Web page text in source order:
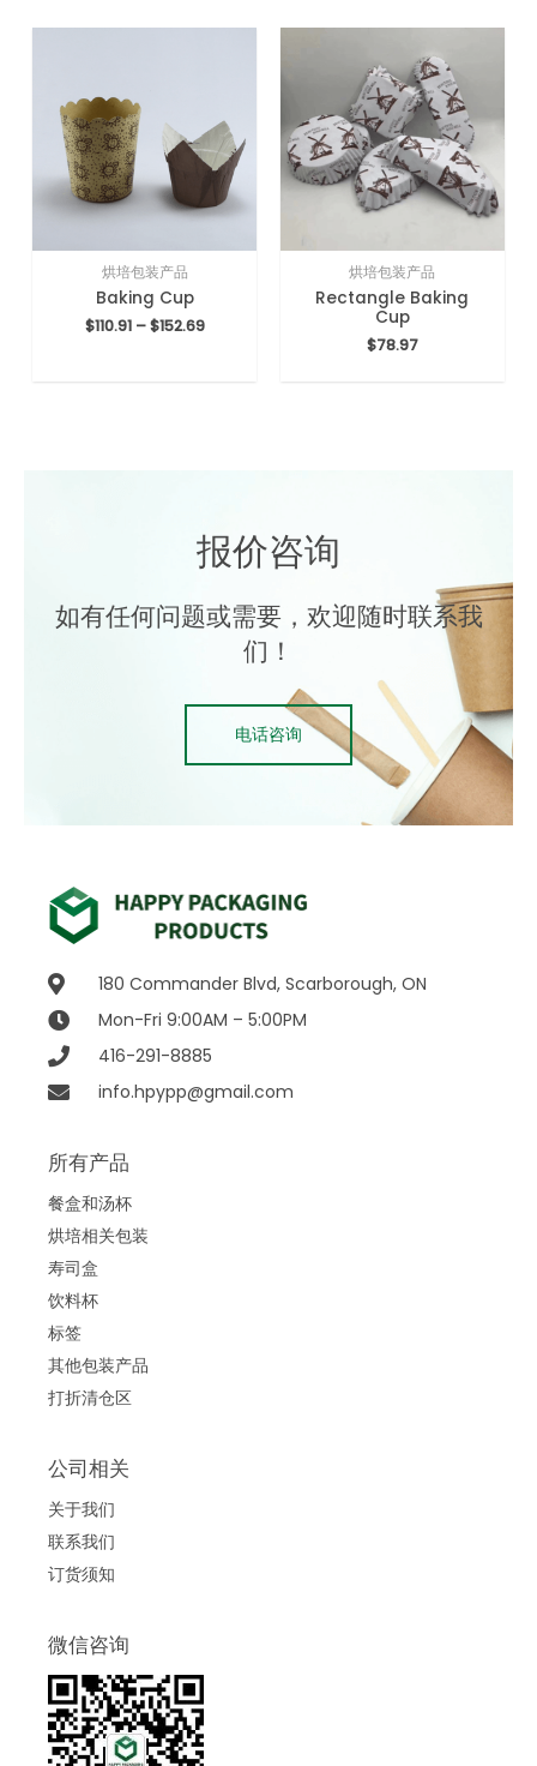
烘培包装产品
Baking Cup
$110.91–$152.69
烘培包装产品
Rectangle Baking
Cup
$78.97
报价咨询
如有任何问题或需要，欢迎随时联系我
们！
电话咨询
180 Commander Blvd, Scarborough, ON
Mon-Fri 9:00AM – 5:00PM
416-291-8885
info.hpypp@gmail.com
所有产品
餐盒和汤杯
烘培相关包装
寿司盒
饮料杯
标签
其他包装产品
打折清仓区
公司相关
关于我们
联系我们
订货须知
微信咨询